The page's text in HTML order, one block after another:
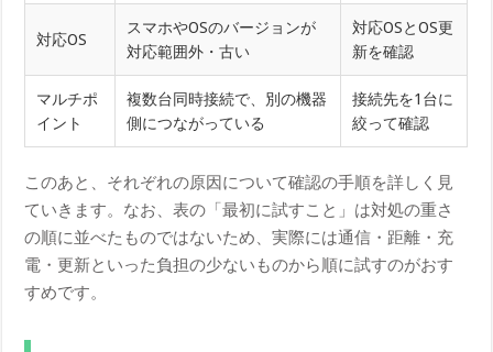
対応OS
スマホやOSのバージョンが
対応範囲外・古い
対応OSとOS更
新を確認
マルチポ
イント
複数台同時接続で、別の機器
側につながっている
接続先を1台に
絞って確認
このあと、それぞれの原因について確認の手順を詳しく見
ていきます。なお、表の「最初に試すこと」は対処の重さ
の順に並べたものではないため、実際には通信・距離・充
電・更新といった負担の少ないものから順に試すのがおす
すめです。